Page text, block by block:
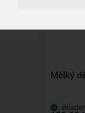
Mělký